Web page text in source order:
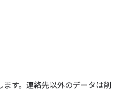
す。連絡先以外のデータは削